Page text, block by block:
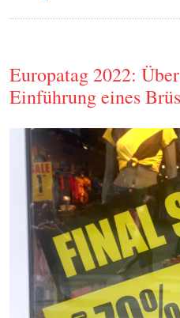
Europatag 2022:
Einführung eines